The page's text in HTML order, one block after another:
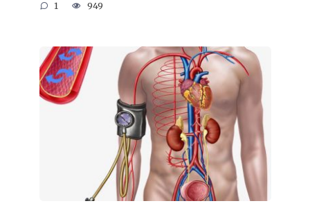
1 949